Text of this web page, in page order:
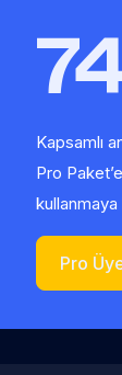
Kapsamlı
Pro
Pro